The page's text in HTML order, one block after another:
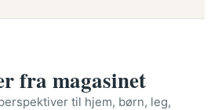
fra magasinet
til hjem, børn, leg,